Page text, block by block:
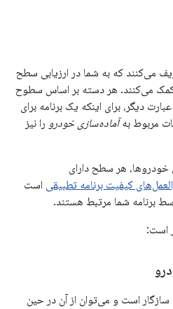
می‌کنند که به شما در ارزیابی سطح
کمک می‌کنند. هر دسته بر اساس سطوح
دیگر، برای اینکه یک برنامه برای
مربوط بهآماده‌سازی خودرو را نیز
هر سطح دارای
کیفیت برنامه تطبیقی ​​است
برنامه شما مرتبط هستند.
است:
است و می‌توان از آن در حین